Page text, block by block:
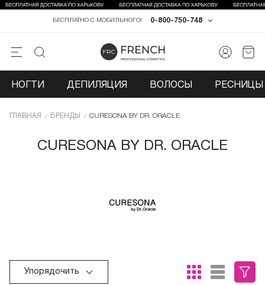
0-800-750-748
БЕСПЛАТНО С МОБИЛЬНОГО!
НОГТИ ДЕПИЛЯЦИЯ ВОЛОСЫ РЕСНИЦЫ
ГЛАВНАЯ БРЕНДЫ CURESONA BY DR. ORACLE
CURESONA BY DR. ORACLE
Упорядочить